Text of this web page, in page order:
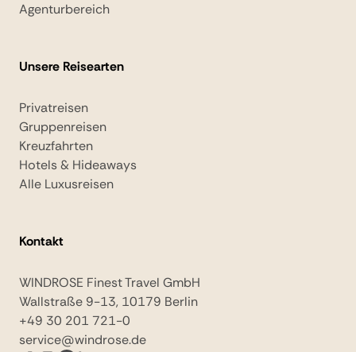
Agenturbereich
Unsere Reisearten
Privatreisen
Gruppenreisen
Kreuzfahrten
Hotels & Hideaways
Alle Luxusreisen
Kontakt
WINDROSE Finest Travel GmbH
Wallstraße 9-13, 10179 Berlin
+49 30 201 721-0
service@windrose.de